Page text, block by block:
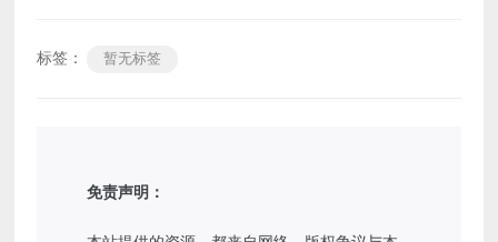
标签： 暂无标签
免责声明：